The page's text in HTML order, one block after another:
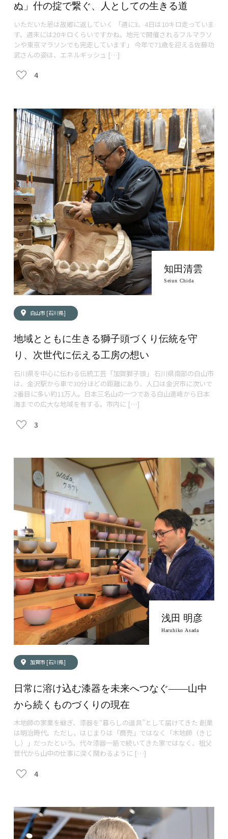
私たちの想い
ぬ」什の掟で繋ぐ、人としての生きる道
いただいた恩は故郷に返していく 「週に3、4日は10キロ走っていま
す。週末には20キロくらいですかね。地元で開催されるフルマラソ
ンや東京マラソンでも完走しています」 今年で71歳を迎える佐藤功
武さんの姿は、エネルギッシュ […]
4
地域とともに生きる獅子頭づくり伝統を守
り、次世代に伝える工房の想い
石川県を中心に伝わる伝統工芸「加賀獅子頭」 石川県南部の白山市
は、金沢駅から車で30分ほどの距離にあり、人口は金沢市に次いで
2番目に多い約11万人。日本三名山の一つである白山連峰から日本
海までの広大な地域を有する。市内に […]
3
白山市 [石川県]
知田清雲
Seiun Chida
日常に溶け込む漆器を未来へつなぐ——山中
から続くものづくりの現在
木地師の家業を継ぎ、漆器を“暮らしの道具”として届けてきた 創業
は明治時代。ただし、はじまりは「商売」ではなく「木地師（きじ
し）」だったという。代々漆器一筋で続いてきた家ではなく、祖父
世代から山中の仕事に深く関わるように […]
4
加賀市 [石川県]
浅田 明彦
Haruhiko Asada